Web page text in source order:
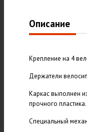
Описание
Крепление на 4
Держатели
Каркас выполнен
прочного пластика.
Специальный